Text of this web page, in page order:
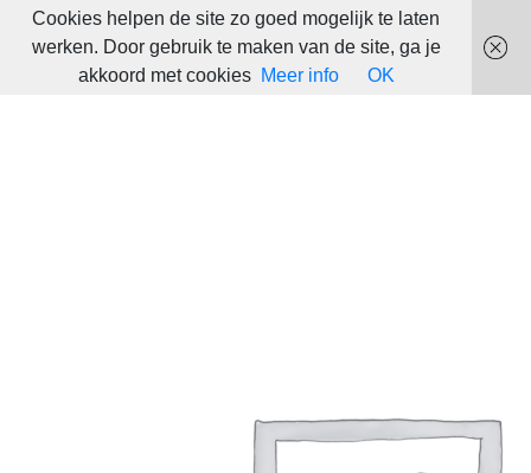
Cookies helpen de site zo goed mogelijk te laten
werken. Door gebruik te maken van de site, ga je
akkoord met cookies
Meer info OK